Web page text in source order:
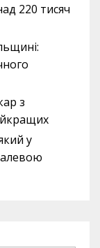
220 тисяч
з
у